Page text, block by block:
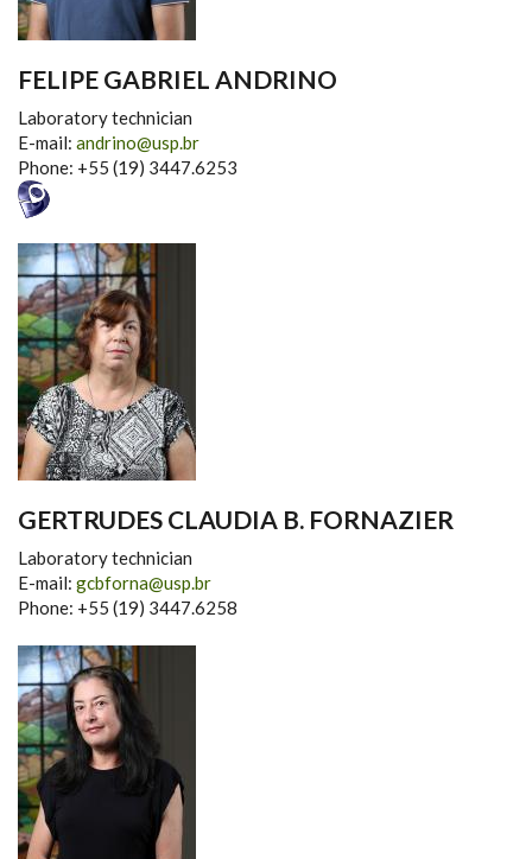
FELIPE GABRIEL ANDRINO
Laboratory technician
E-mail: andrino@usp.br
Phone: +55 (19) 3447.6253
GERTRUDES CLAUDIA B. FORNAZIER
Laboratory technician
E-mail: gcbforna@usp.br
Phone: +55 (19) 3447.6258